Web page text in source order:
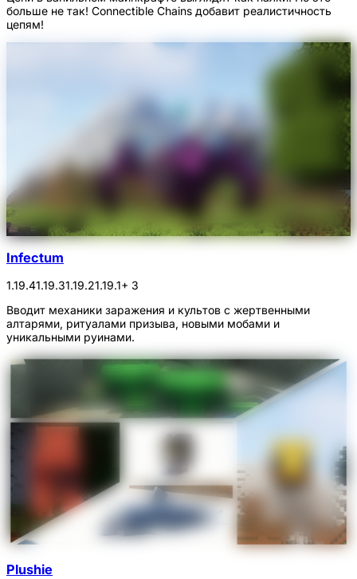
больше не так! Connectible Chains добавит реалистичность
цепям!
Infectum
1.19.41.19.31.19.21.19.1+ 3
Вводит механики заражения и культов с жертвенными
алтарями, ритуалами призыва, новыми мобами и
уникальными руинами.
Plushie